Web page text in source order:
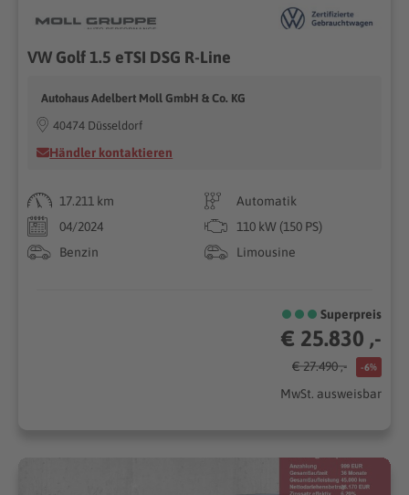
VW Golf 1.5 eTSI DSG R-Line
Autohaus Adelbert Moll GmbH & Co. KG
40474 Düsseldorf
Händler kontaktieren
17.211 km
Automatik
04/2024
110 kW (150 PS)
Benzin
Limousine
Superpreis
€ 25.830 ,-
€ 27.490 ,- -6%
MwSt. ausweisbar